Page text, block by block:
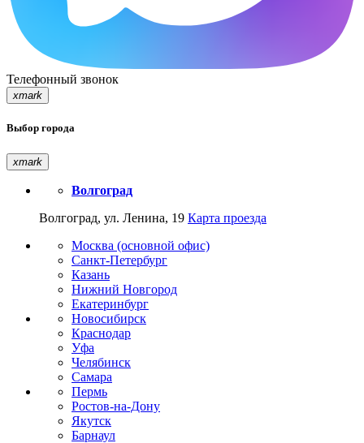
Телефонный звонок
xmark
Выбор города
xmark
Волгоград
Волгоград, ул. Ленина, 19 Карта проезда
Москва (основной офис)
Санкт-Петербург
Казань
Нижний Новгород
Екатеринбург
Новосибирск
Краснодар
Уфа
Челябинск
Самара
Пермь
Ростов-на-Дону
Якутск
Барнаул